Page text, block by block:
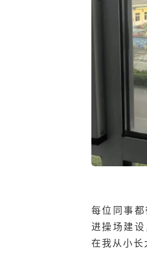
每位同事
进操场建
在我从小长